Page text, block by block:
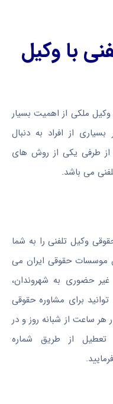
با وکیل
ملکی از اهمیت بسیار
از افراد به دنبال
از طرفی یکی از روش های
می باشد.
وکیل تلفنی را به شما
موسسات حقوقی ایران می
حضوری به شهروندان،
برای مشاوره حقوقی
ساعت از شبانه روز و در
تعطیل از طریق شماره